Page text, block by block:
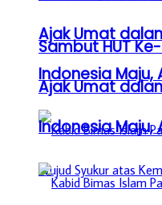
Ajak Umat
Indonesia
Sambut HUT
Ajak Umat
Indonesia